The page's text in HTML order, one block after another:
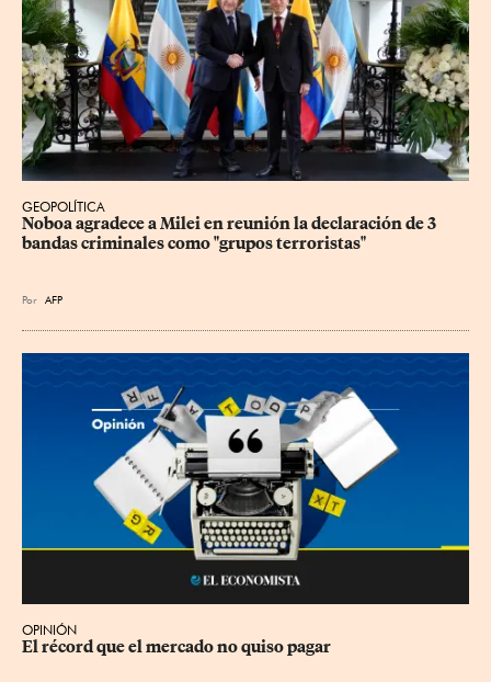
GEOPOLÍTICA
Noboa agradece a Milei en reunión la declaración de 3
bandas criminales como "grupos terroristas"
Por AFP
OPINIÓN
El récord que el mercado no quiso pagar